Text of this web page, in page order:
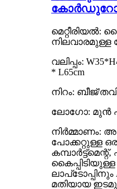
മെറ്റീരിയൽ:
വലിപ്പം:
* L65cm
നിറം: ബീജ്/
ലോഗോ: മുൻ
നിർമ്മാണം:
പോക്കറ്റുള്ള
മതിയായ